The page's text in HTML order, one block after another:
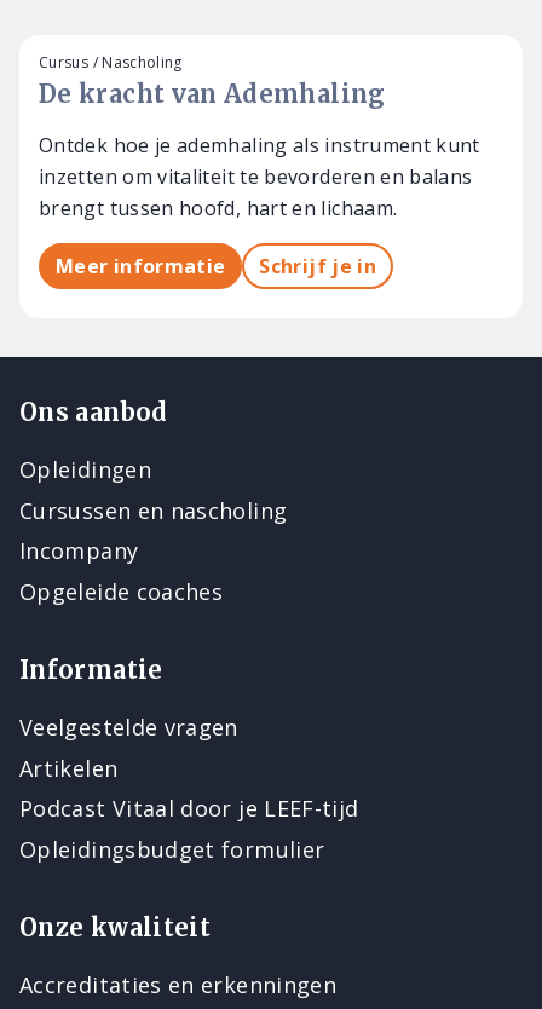
De kracht van Ademhaling
Cursus / Nascholing
Ontdek hoe je ademhaling als instrument kunt
inzetten om vitaliteit te bevorderen en balans
brengt tussen hoofd, hart en lichaam.
Meer informatie Schrijf je in
Ons aanbod
Opleidingen
Cursussen en nascholing
Incompany
Opgeleide coaches
Informatie
Veelgestelde vragen
Artikelen
Podcast Vitaal door je LEEF-tijd
Opleidingsbudget formulier
Onze kwaliteit
Accreditaties en erkenningen